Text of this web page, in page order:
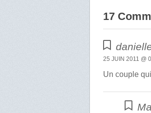
17
25 JUIN 2011 @
Un couple